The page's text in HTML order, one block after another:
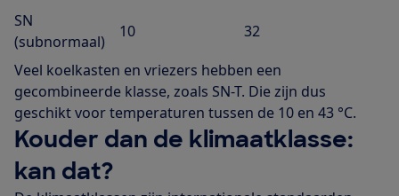
SN
(subnormaal)
10
32
Veel koelkasten en vriezers hebben een
gecombineerde klasse, zoals SN-T. Die zijn dus
geschikt voor temperaturen tussen de 10 en 43 °C.
Kouder dan de klimaatklasse:
kan dat?